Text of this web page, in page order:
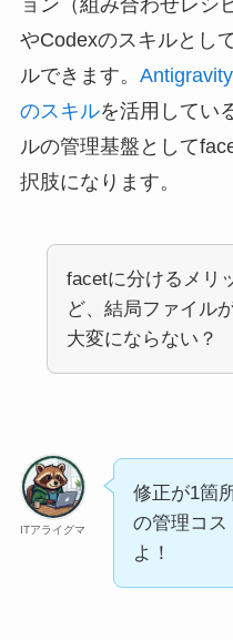
やCodexのスキルとし
ルできます。
のスキルを活用してい
ルの管理基盤として
択肢になります。
facetに分けるメリ
ど、結局ファイル
大変にならない？
ITアライグマ
修正が1箇
の管理コス
よ！